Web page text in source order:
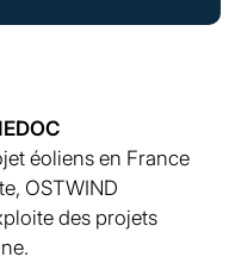
éoliens en France
OSTWIND
des projets